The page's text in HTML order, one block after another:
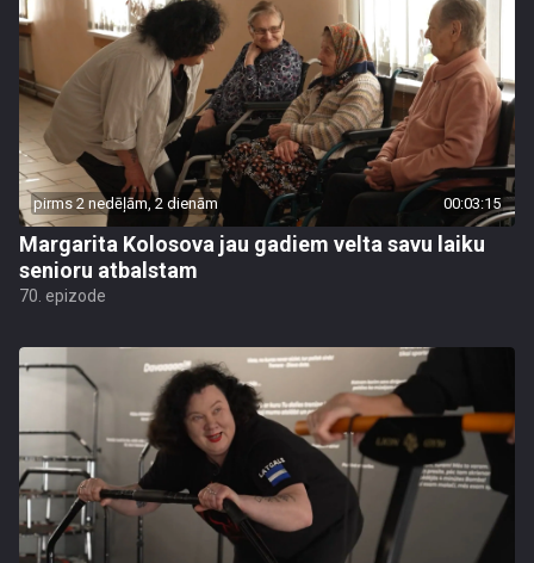
pirms 2 nedēļām, 2 dienām 00:03:15
Margarita Kolosova jau gadiem velta savu laiku
senioru atbalstam
70. epizode